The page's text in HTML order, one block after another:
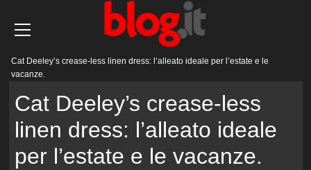
principale
Cat Deeley’s crease-less linen dress: l’alleato ideale per l’estate e le
vacanze.
Cat Deeley’s crease-less
linen dress: l’alleato ideale
per l’estate e le vacanze.